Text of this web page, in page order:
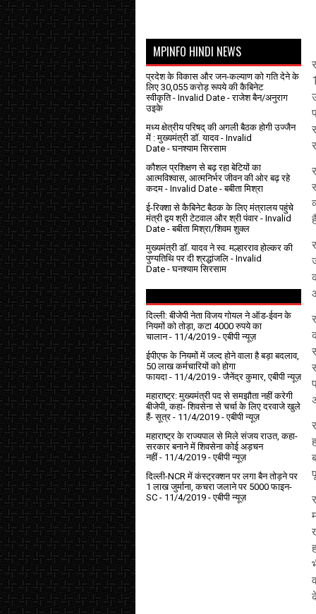
MPINFO HINDI NEWS
प्रदेश के विकास और जन-कल्याण को गति देने के
लिए 30,055 करोड़ रूपये की कैबिनेट
स्वीकृति- Invalid Date - राजेश बैन/अनुराग
उइके
मध्य क्षेत्रीय परिषद् की अगली बैठक होगी उज्जैन
में : मुख्यमंत्री डॉ. यादव- Invalid
Date - घनश्याम सिरसाम
कौशल प्रशिक्षण से बढ़ रहा बेटियों का
आत्मविश्वास, आत्मनिर्भर जीवन की ओर बढ़ रहे
कदम - Invalid Date - बबीता मिश्रा
ई-रिक्शा से कैबिनेट बैठक के लिए मंत्रालय पहुंचे
मंत्री द्वय श्री टेटवाल और श्री पंवार - Invalid
Date - बबीता मिश्रा/शिवम शुक्ल
मुख्यमंत्री डॉ. यादव ने स्व. मल्हारराव होल्कर की
पुण्यतिथि पर दी श्रद्धांजलि - Invalid
Date - घनश्याम सिरसाम
दिल्ली: बीजेपी नेता विजय गोयल ने ऑड-ईवन के
नियमों को तोड़ा, कटा 4000 रुपये का
चालान- 11/4/2019 - एबीपी न्यूज़
ईपीएफ के नियमों में जल्द होने वाला है बड़ा बदलाव,
50 लाख कर्मचारियों को होगा
फायदा - 11/4/2019 - जैनेंद्र कुमार, एबीपी न्यूज़
महाराष्ट्र: मुख्यमंत्री पद से समझौता नहीं करेगी
बीजेपी, कहा- शिवसेना से चर्चा के लिए दरवाजे खुले
हैं- सूत्र - 11/4/2019 - एबीपी न्यूज़
महाराष्ट्र के राज्यपाल से मिले संजय राउत, कहा-
सरकार बनाने में शिवसेना कोई अड़चन
नहीं- 11/4/2019 - एबीपी न्यूज़
दिल्ली-NCR में कंस्ट्रक्शन पर लगा बैन तोड़ने पर
1 लाख जुर्माना, कचरा जलाने पर ₹5000 फाइन-
SC - 11/4/2019 - एबीपी न्यूज़